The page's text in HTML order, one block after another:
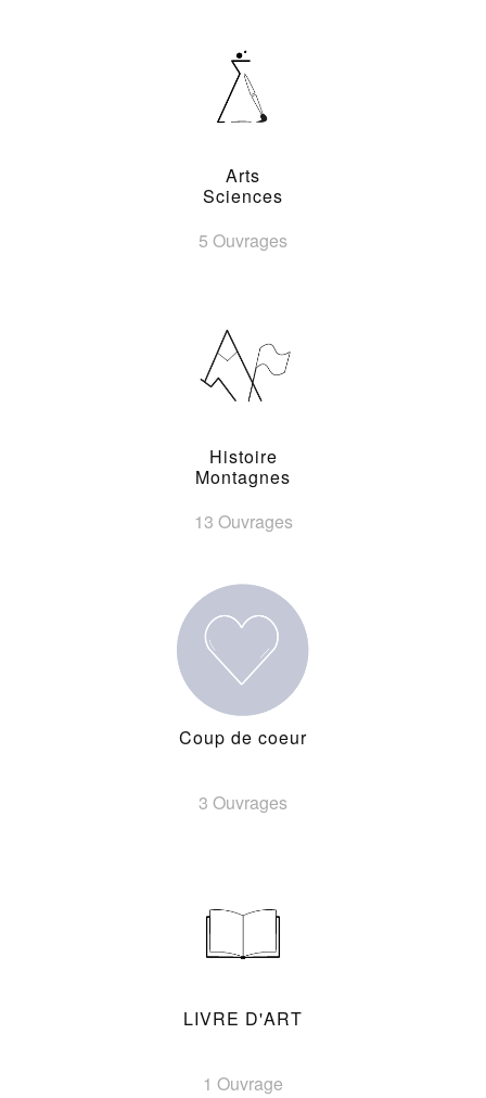
Arts
Sciences
5 Ouvrages
Histoire
Montagnes
13 Ouvrages
Coup de coeur
3 Ouvrages
LIVRE D'ART
1 Ouvrage